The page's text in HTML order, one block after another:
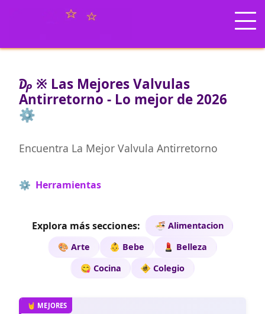
₯ ※ Las Mejores Valvulas
Antirretorno - Lo mejor de 2026
⚙️
Encuentra La Mejor Valvula Antirretorno
⚙️ Herramientas
Explora más secciones:
🍜 Alimentacion
🎨 Arte
👶 Bebe
💄 Belleza
😋 Cocina
🚸 Colegio